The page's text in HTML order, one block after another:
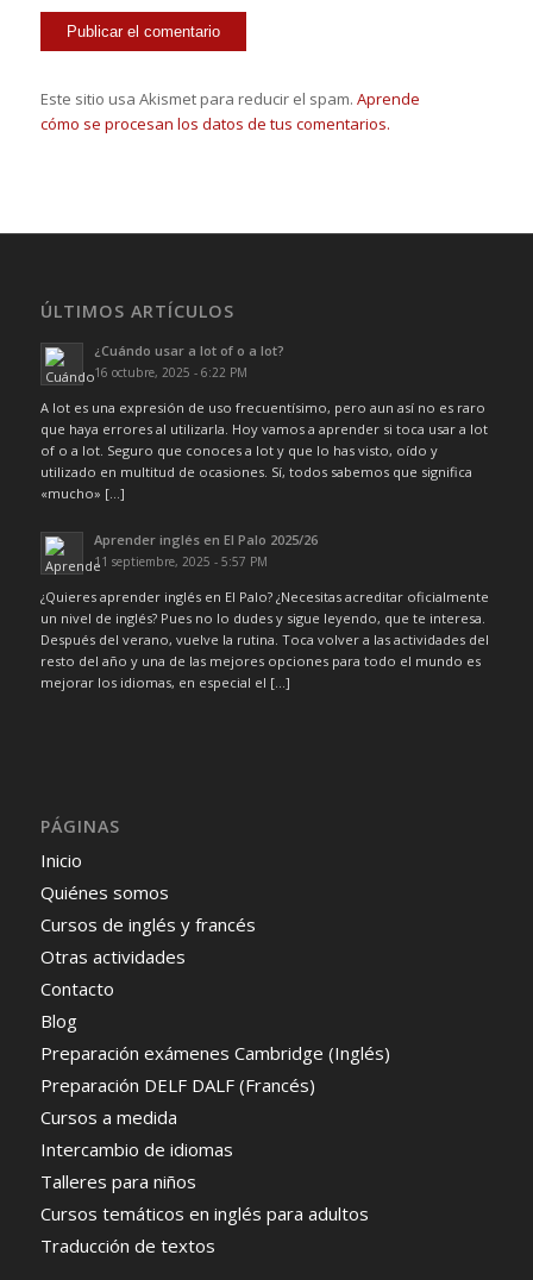
Este sitio usa Akismet para reducir el spam. Aprende
cómo se procesan los datos de tus comentarios.
ÚLTIMOS ARTÍCULOS
¿Cuándo usar a lot of o a lot?
16 octubre, 2025 - 6:22 PM
A lot es una expresión de uso frecuentísimo, pero aun así no es raro
que haya errores al utilizarla. Hoy vamos a aprender si toca usar a lot
of o a lot. Seguro que conoces a lot y que lo has visto, oído y
utilizado en multitud de ocasiones. Sí, todos sabemos que significa
«mucho» […]
Aprender inglés en El Palo 2025/26
11 septiembre, 2025 - 5:57 PM
¿Quieres aprender inglés en El Palo? ¿Necesitas acreditar oficialmente
un nivel de inglés? Pues no lo dudes y sigue leyendo, que te interesa.
Después del verano, vuelve la rutina. Toca volver a las actividades del
resto del año y una de las mejores opciones para todo el mundo es
mejorar los idiomas, en especial el […]
PÁGINAS
Inicio
Quiénes somos
Cursos de inglés y francés
Otras actividades
Contacto
Blog
Preparación exámenes Cambridge (Inglés)
Preparación DELF DALF (Francés)
Cursos a medida
Intercambio de idiomas
Talleres para niños
Cursos temáticos en inglés para adultos
Traducción de textos